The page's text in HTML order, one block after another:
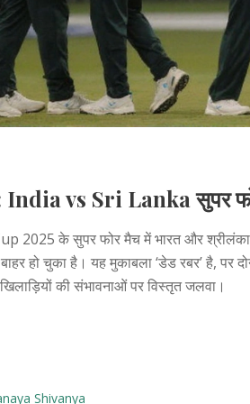
vs Sri Lanka सुपर
2025 के सुपर फोर मैच में भारत और
हो चुका है। यह मुकाबला ‘डेड रबर’ है, पर
की संभावनाओं पर विस्तृत जलवा।
Shivanya